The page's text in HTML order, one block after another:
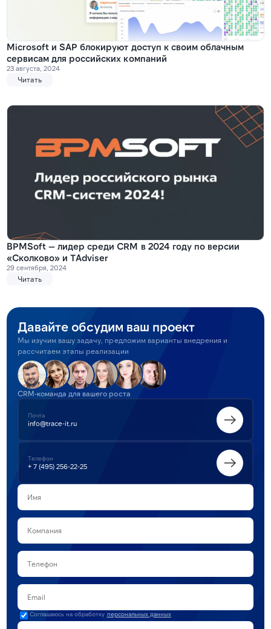
Microsoft и SAP блокируют доступ к своим облачным
сервисам для российских компаний
23 августа, 2024
Читать
BPMSoft — лидер среди CRM в 2024 году по версии
«Сколково» и TAdviser
29 сентября, 2024
Читать
Давайте обсудим ваш проект
Мы изучим вашу задачу, предложим варианты внедрения и
рассчитаем этапы реализации
CRM-команда для вашего роста
Почта
info@trace-it.ru
Телефон
+ 7 (495) 256-22-25
Соглашаюсь на обработку персональных данных